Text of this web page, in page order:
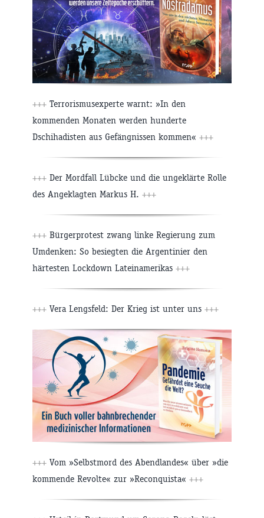
+++ Terrorismusexperte warnt: »In den
kommenden Monaten werden hunderte
Dschihadisten aus Gefängnissen kommen« +++
+++ Der Mordfall Lübcke und die ungeklärte Rolle
des Angeklagten Markus H. +++
+++ Bürgerprotest zwang linke Regierung zum
Umdenken: So besiegten die Argentinier den
härtesten Lockdown Lateinamerikas +++
+++ Vera Lengsfeld: Der Krieg ist unter uns +++
+++ Vom »Selbstmord des Abendlandes« über »die
kommende Revolte« zur »Reconquista« +++